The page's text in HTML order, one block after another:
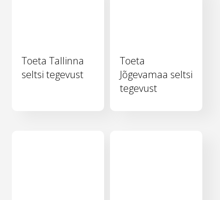
Toeta Tallinna
seltsi tegevust
Toeta
Jõgevamaa seltsi
tegevust